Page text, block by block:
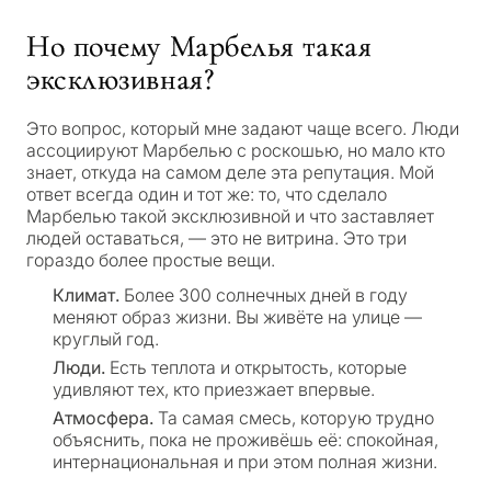
Но почему Марбелья такая
эксклюзивная?
Это вопрос, который мне задают чаще всего. Люди
ассоциируют Марбелью с роскошью, но мало кто
знает, откуда на самом деле эта репутация. Мой
ответ всегда один и тот же: то, что сделало
Марбелью такой эксклюзивной и что заставляет
людей оставаться, — это не витрина. Это три
гораздо более простые вещи.
Климат. Более 300 солнечных дней в году
меняют образ жизни. Вы живёте на улице —
круглый год.
Люди. Есть теплота и открытость, которые
удивляют тех, кто приезжает впервые.
Атмосфера. Та самая смесь, которую трудно
объяснить, пока не проживёшь её: спокойная,
интернациональная и при этом полная жизни.